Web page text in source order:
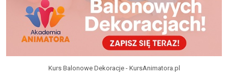
Kurs Balonowe Dekoracje - KursAnimatora.pl